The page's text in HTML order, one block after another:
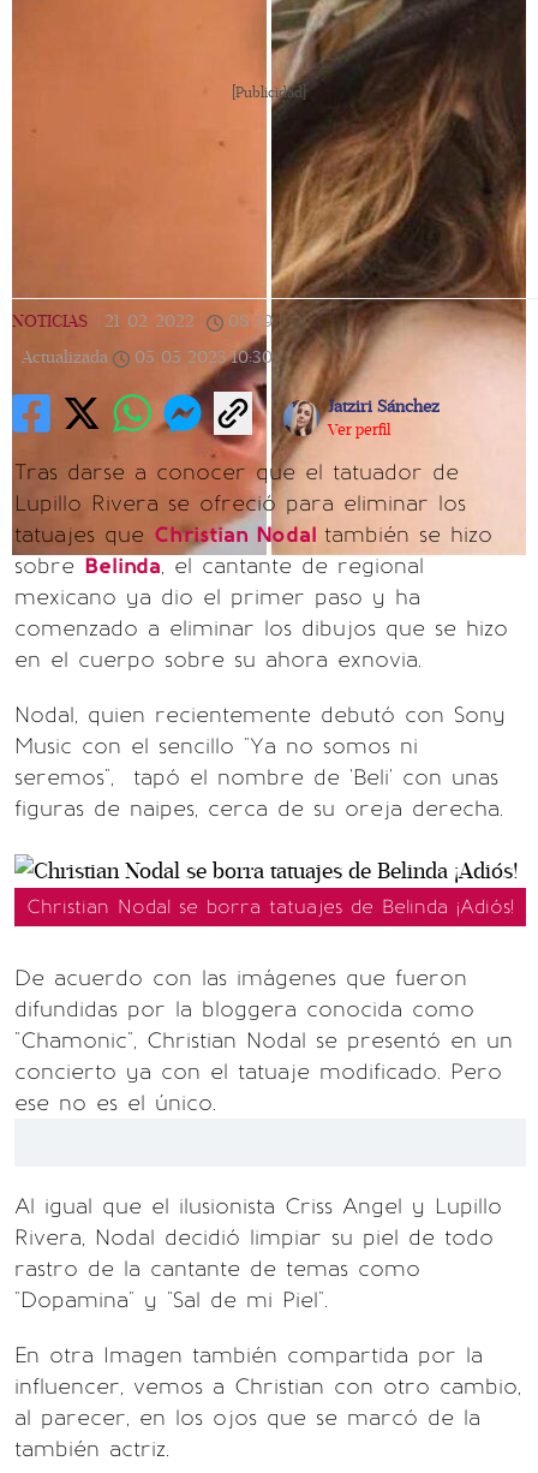
[Publicidad]
NOTICIAS 21/02/2022 08:39
Actualizada
05/05/2023 10:30
Jatziri Sánchez
Ver perfil
Tras darse a conocer que el tatuador de
Lupillo Rivera se ofreció para eliminar los
tatuajes que Christian Nodal también se hizo
sobre Belinda, el cantante de regional
mexicano ya dio el primer paso y ha
comenzado a eliminar los dibujos que se hizo
en el cuerpo sobre su ahora exnovia.
Nodal, quien recientemente debutó con Sony
Music con el sencillo "Ya no somos ni
seremos", tapó el nombre de 'Beli' con unas
figuras de naipes, cerca de su oreja derecha.
Christian Nodal se borra tatuajes de Belinda ¡Adiós!
De acuerdo con las imágenes que fueron
difundidas por la bloggera conocida como
"Chamonic", Christian Nodal se presentó en un
concierto ya con el tatuaje modificado. Pero
ese no es el único.
Al igual que el ilusionista Criss Angel y Lupillo
Rivera, Nodal decidió limpiar su piel de todo
rastro de la cantante de temas como
"Dopamina" y "Sal de mi Piel".
En otra Imagen también compartida por la
influencer, vemos a Christian con otro cambio,
al parecer, en los ojos que se marcó de la
también actriz.